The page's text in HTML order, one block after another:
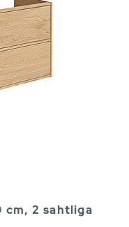
cm, 2 sahtliga